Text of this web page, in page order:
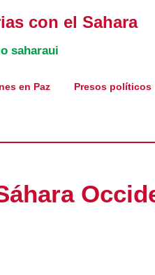
con el Sahara
saharaui
en Paz Presos políticos